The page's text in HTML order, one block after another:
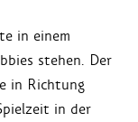
in einem
stehen. Der
in Richtung
in der